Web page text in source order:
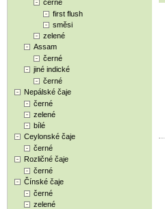
černé
first flush
směsi
zelené
Assam
černé
jiné indické
černé
Nepálské čaje
černé
zelené
bílé
Ceylonské čaje
černé
Rozličné čaje
černé
Čínské čaje
černé
zelené